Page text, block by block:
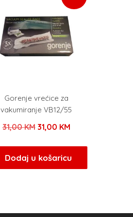
Gorenje vrećice za
vakumiranje VB12/55
31,00KM Izvorna
bila
je:
31,00 KMTrenutna
je:
31,00 KM.
Dodaj u košaricu